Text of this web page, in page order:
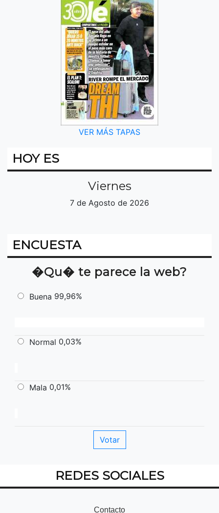
VER MÁS TAPAS
HOY ES
Viernes
7 de Agosto de 2026
ENCUESTA
�Qu� te parece la web?
Buena 99,96%
Normal 0,03%
Mala 0,01%
REDES SOCIALES
Contacto